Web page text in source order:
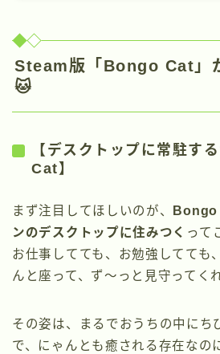
Steam版「Bongo Cat」
🐱
【デスクトップに常駐す
Cat】
まず注目してほしいのが、
Bongo
ンのデスクトップに住みつく って
お仕事してても、お勉強してても
んと座って、ず〜っと見守ってく
その姿は、まるでおうちの中にち
で、にゃんとも癒される存在なの